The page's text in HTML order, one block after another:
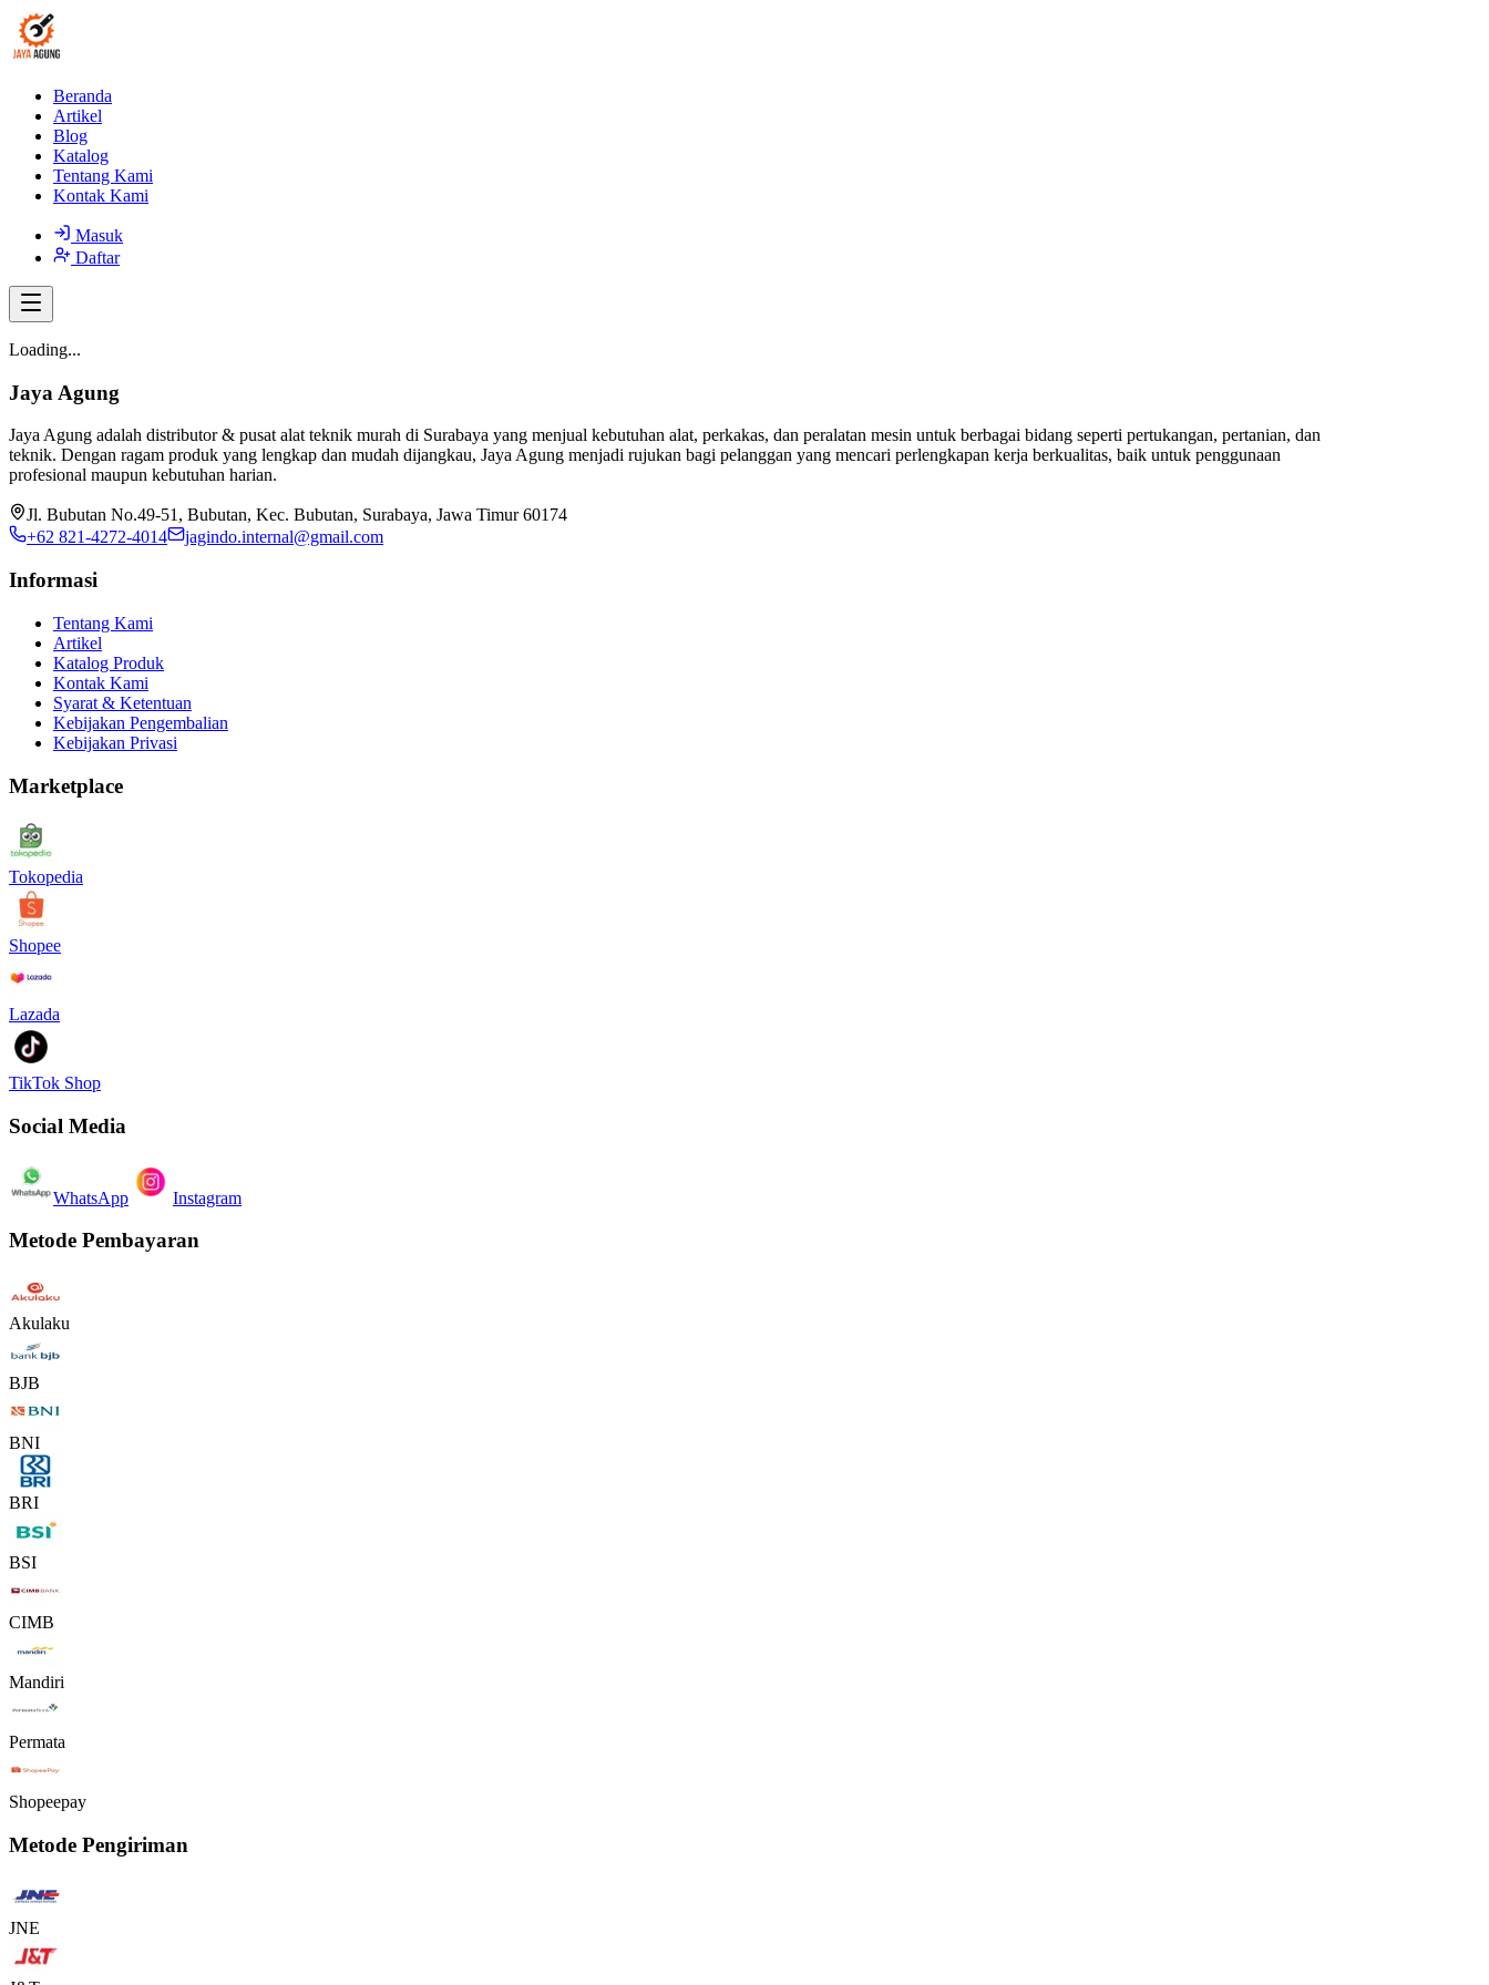
Beranda
Artikel
Blog
Katalog
Tentang Kami
Kontak Kami
Masuk
Daftar
Loading...
Jaya Agung
Jaya Agung adalah distributor & pusat alat teknik murah di Surabaya yang menjual kebutuhan alat, perkakas, dan peralatan mesin untuk berbagai bidang seperti pertukangan, pertanian, dan
teknik. Dengan ragam produk yang lengkap dan mudah dijangkau, Jaya Agung menjadi rujukan bagi pelanggan yang mencari perlengkapan kerja berkualitas, baik untuk penggunaan
profesional maupun kebutuhan harian.
Jl. Bubutan No.49-51, Bubutan, Kec. Bubutan, Surabaya, Jawa Timur 60174
+62 821-4272-4014
jagindo.internal@gmail.com
Informasi
Tentang Kami
Artikel
Katalog Produk
Kontak Kami
Syarat & Ketentuan
Kebijakan Pengembalian
Kebijakan Privasi
Marketplace
Tokopedia
Shopee
Lazada
TikTok Shop
Social Media
WhatsApp Instagram
Metode Pembayaran
Akulaku
BJB
BNI
BRI
BSI
CIMB
Mandiri
Permata
Shopeepay
Metode Pengiriman
JNE